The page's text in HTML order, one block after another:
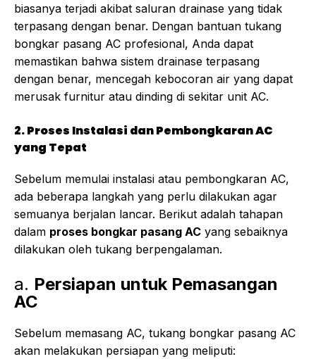
biasanya terjadi akibat saluran drainase yang tidak
terpasang dengan benar. Dengan bantuan tukang
bongkar pasang AC profesional, Anda dapat
memastikan bahwa sistem drainase terpasang
dengan benar, mencegah kebocoran air yang dapat
merusak furnitur atau dinding di sekitar unit AC.
2. Proses Instalasi dan Pembongkaran AC
yang Tepat
Sebelum memulai instalasi atau pembongkaran AC,
ada beberapa langkah yang perlu dilakukan agar
semuanya berjalan lancar. Berikut adalah tahapan
dalam proses bongkar pasang AC yang sebaiknya
dilakukan oleh tukang berpengalaman.
a. Persiapan untuk Pemasangan
AC
Sebelum memasang AC, tukang bongkar pasang AC
akan melakukan persiapan yang meliputi: